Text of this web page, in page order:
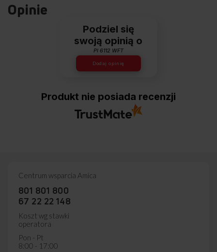
Opinie
Podziel się
swoją opinią o
PI 6112 WFT
Dodaj opinię
Produkt nie posiada recenzji
Centrum wsparcia Amica
801 801 800
67 22 22 148
Koszt wg stawki
operatora
Pon - Pt
8:00 - 17:00